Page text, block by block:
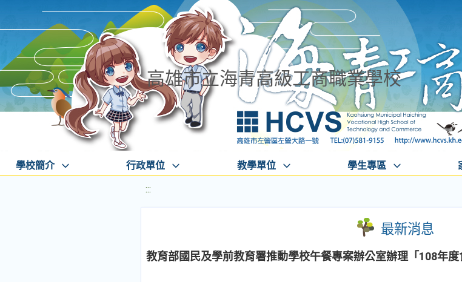
高雄市立海青高級工商職業學校
學校簡介 行政單位 教學單位 學生專區
:::
最新消息
教育部國民及學前教育署推動學校午餐專案辦公室辦理「108年